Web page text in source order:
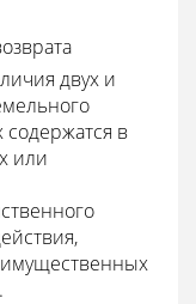
двух и
содержатся в
или